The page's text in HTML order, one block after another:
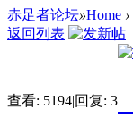
赤足者论坛»Home ›
返回列表
查看: 5194|回复: 3